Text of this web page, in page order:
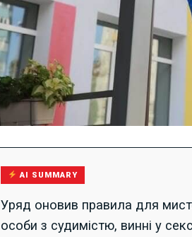
AI SUMMARY
Уряд оновив правила для
особи з судимістю, винні у